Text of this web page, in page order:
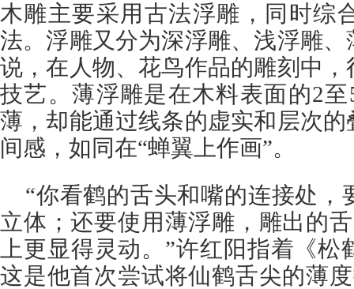
木雕主要采用古法浮雕，同时综
法。浮雕又分为深浮雕、浅浮雕
说，在人物、花鸟作品的雕刻中
技艺。薄浮雕是在木料表面的2
薄，却能通过线条的虚实和层次
间感，如同在“蝉翼上作画”。
“你看鹤的舌头和嘴的连接处，
立体；还要使用薄浮雕，雕出的
上更显得灵动。”许红阳指着《
这是他首次尝试将仙鹤舌尖的薄